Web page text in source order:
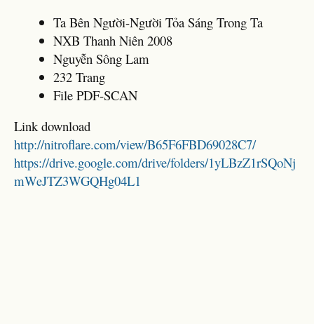
Ta Bên Người-Người Tỏa Sáng Trong Ta
NXB Thanh Niên 2008
Nguyễn Sông Lam
232 Trang
File PDF-SCAN
Link download
http://nitroflare.com/view/B65F6FBD69028C7/
https://drive.google.com/drive/folders/1yLBzZ1rSQoNj
mWeJTZ3WGQHg04L1